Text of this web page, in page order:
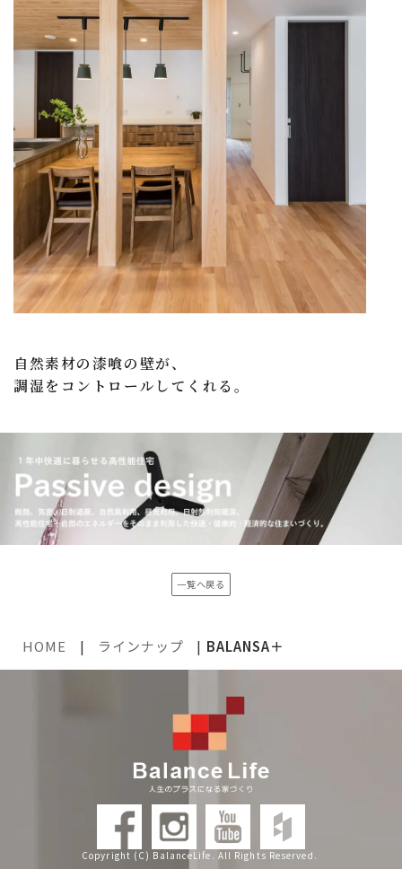
自然素材の漆喰の壁が、
調湿をコントロールしてくれる。
一覧へ戻る
HOME | ラインナップ | BALANSA＋
Copyright (C) BalanceLife. All Rights Reserved.